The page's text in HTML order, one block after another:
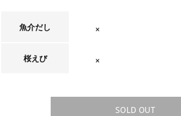
魚介だし
桜えび
SOLD OUT